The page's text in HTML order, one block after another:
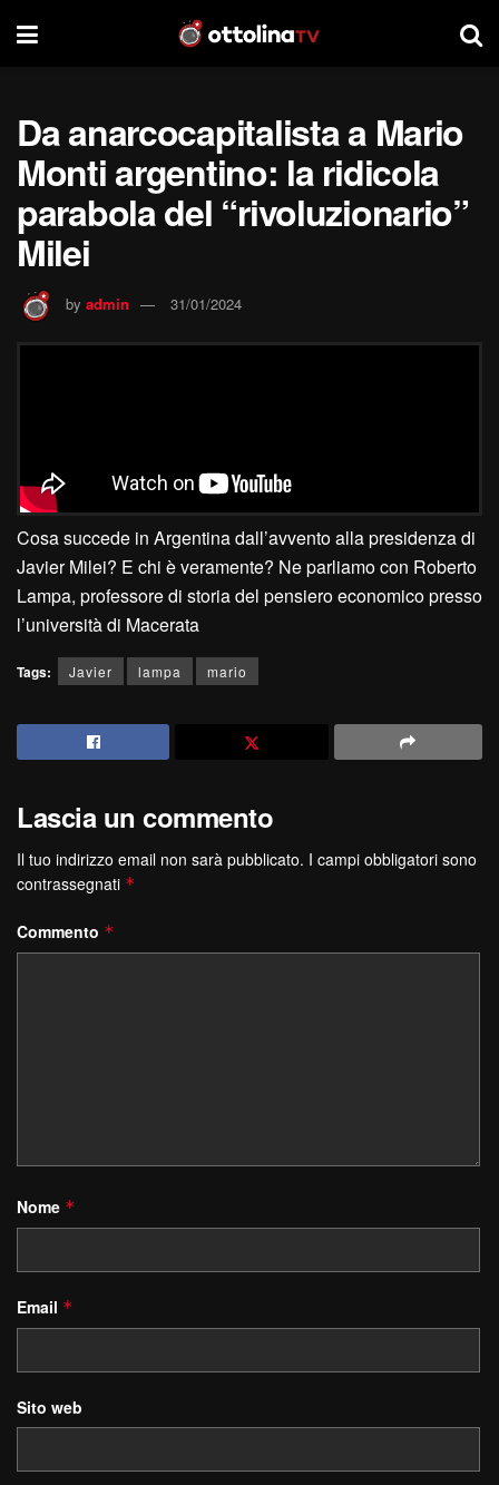
Da anarcocapitalista a Mario
Monti argentino: la ridicola
parabola del “rivoluzionario”
Milei
by admin 31/01/2024
Cosa succede in Argentina dall’avvento alla presidenza di
Javier Milei? E chi è veramente? Ne parliamo con Roberto
Lampa, professore di storia del pensiero economico presso
l’università di Macerata
Tags: Javier lampa mario
Lascia un commento
Il tuo indirizzo email non sarà pubblicato. I campi obbligatori sono
contrassegnati *
Commento *
Nome *
Email *
Sito web